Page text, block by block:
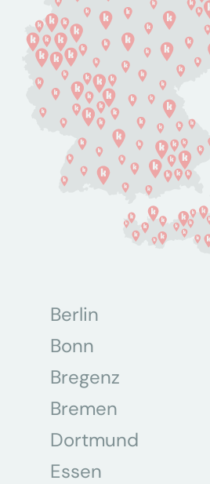
Berlin
Bonn
Bregenz
Bremen
Dortmund
Essen